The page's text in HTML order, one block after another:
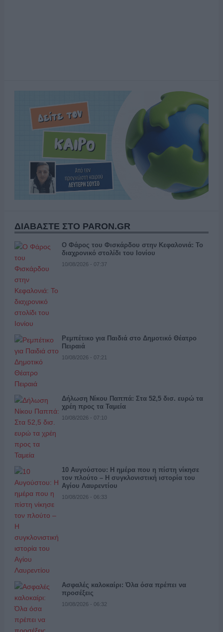
ΔΙΑΒΑΣΤΕ ΣΤΟ PARON.GR
Ο Φάρος του Φισκάρδου στην Κεφαλονιά: Το
διαχρονικό στολίδι του Ιονίου
10/08/2026 - 07:37
Ρεμπέτικο για Παιδιά στο Δημοτικό Θέατρο
Πειραιά
10/08/2026 - 07:21
Δήλωση Νίκου Παππά: Στα 52,5 δισ. ευρώ τα
χρέη προς τα Ταμεία
10/08/2026 - 07:10
10 Αυγούστου: Η ημέρα που η πίστη νίκησε
τον πλούτο – Η συγκλονιστική ιστορία του
Αγίου Λαυρεντίου
10/08/2026 - 06:33
Ασφαλές καλοκαίρι: Όλα όσα πρέπει να
προσέξεις
10/08/2026 - 06:32